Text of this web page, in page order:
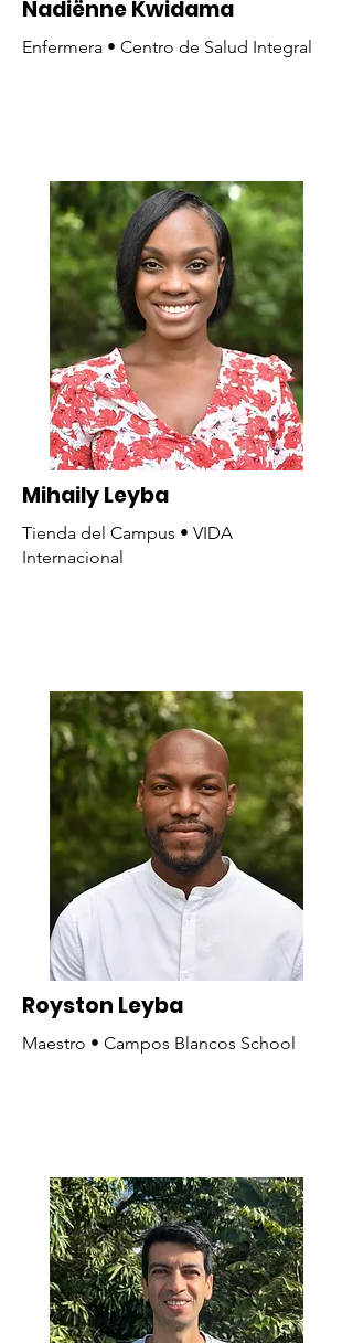
Nadiënne Kwidama
Enfermera • Centro de Salud Integral
Mihaily Leyba
Tienda del Campus • VIDA
Internacional
Royston Leyba
Maestro • Campos Blancos School